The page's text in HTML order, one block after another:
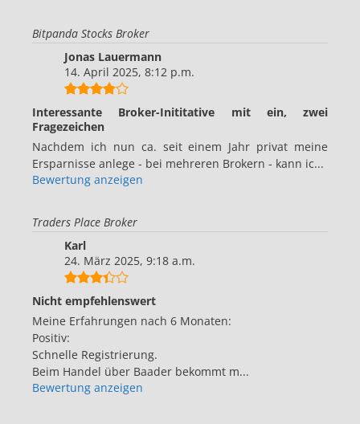
Bitpanda Stocks Broker
Jonas Lauermann
14. April 2025, 8:12 p.m.
Interessante Broker-Inititative mit ein, zwei
Fragezeichen
Nachdem ich nun ca. seit einem Jahr privat meine
Ersparnisse anlege - bei mehreren Brokern - kann ic...
Bewertung anzeigen
Traders Place Broker
Karl
24. März 2025, 9:18 a.m.
Nicht empfehlenswert
Meine Erfahrungen nach 6 Monaten:
Positiv:
Schnelle Registrierung.
Beim Handel über Baader bekommt m...
Bewertung anzeigen